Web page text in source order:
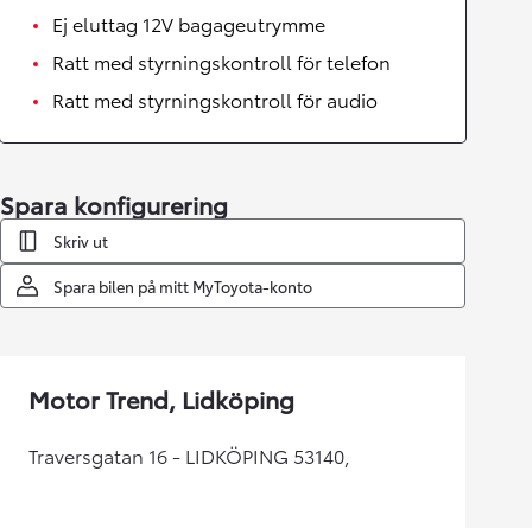
Ej eluttag 12V bagageutrymme
Ratt med styrningskontroll för telefon
Ratt med styrningskontroll för audio
Spara konfigurering
Skriv ut
Spara bilen på mitt MyToyota-konto
Motor Trend, Lidköping
Traversgatan 16 - LIDKÖPING 53140,